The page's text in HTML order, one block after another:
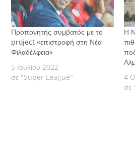
Προπονητής συμβατός με το
project «επιστροφή στη Νέα
Φιλαδέλφεια»
5 Ιουλίου 2022
σε "Super League"
Η
4
σε